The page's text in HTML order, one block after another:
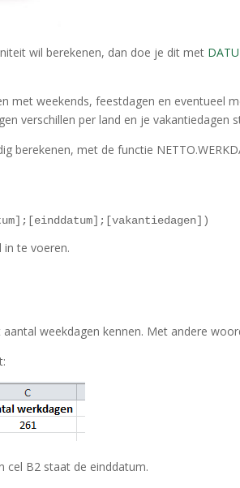
wil berekenen, dan doe je dit met
met weekends, feestdagen en eventueel
verschillen per land en je vakantiedagen
berekenen, met de functie
in te voeren.
weekdagen kennen. Met andere
cel B2 staat de einddatum.